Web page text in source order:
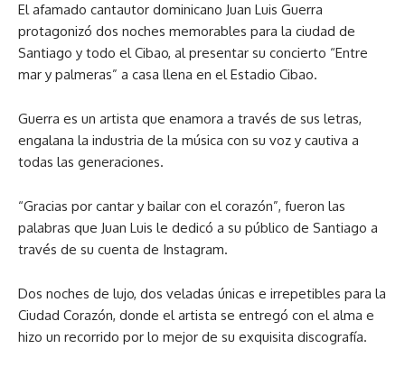
El afamado cantautor dominicano Juan Luis Guerra
protagonizó dos noches memorables para la ciudad de
Santiago y todo el Cibao, al presentar su concierto “Entre
mar y palmeras” a casa llena en el Estadio Cibao.
Guerra es un artista que enamora a través de sus letras,
engalana la industria de la música con su voz y cautiva a
todas las generaciones.
“Gracias por cantar y bailar con el corazón”, fueron las
palabras que Juan Luis le dedicó a su público de Santiago a
través de su cuenta de Instagram.
Dos noches de lujo, dos veladas únicas e irrepetibles para la
Ciudad Corazón, donde el artista se entregó con el alma e
hizo un recorrido por lo mejor de su exquisita discografía.